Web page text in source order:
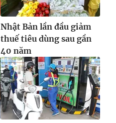
Nhật Bản lần đầu giảm
thuế tiêu dùng sau gần
40 năm